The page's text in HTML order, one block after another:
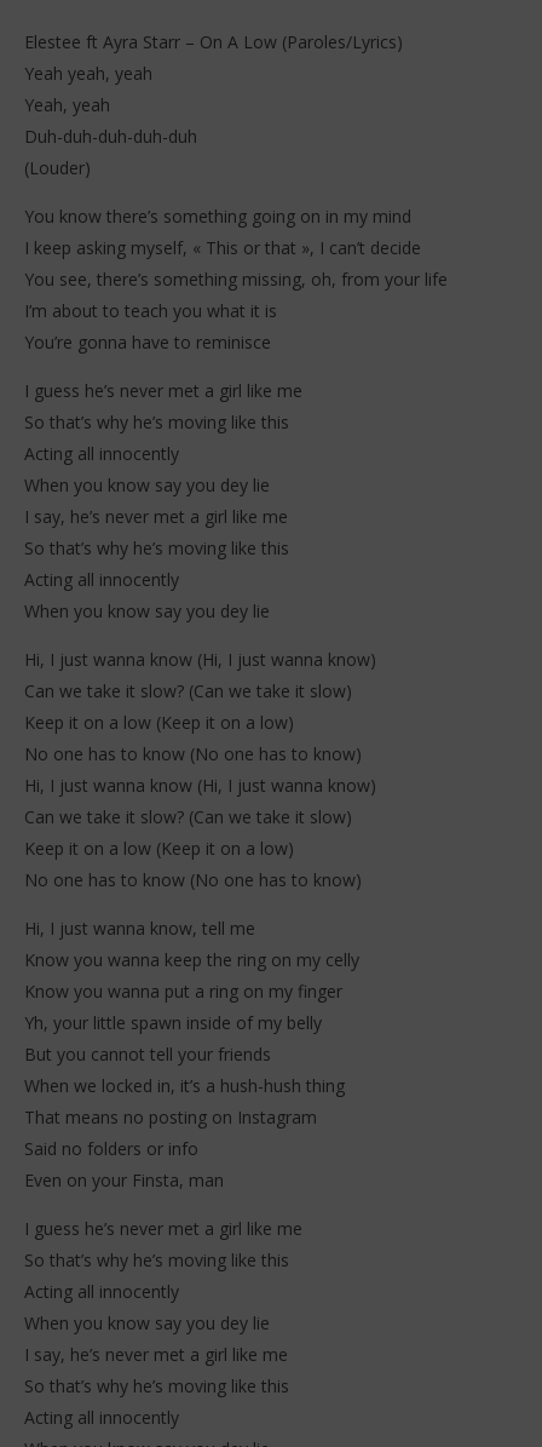
NOW VIEWING
Elestee ft Ayra Starr – On A Low (Paroles/Lyrics)
6
2025
Elestee ft Ayra Starr – On A Low (Paroles/Lyrics)
Yeah yeah, yeah
Yeah, yeah
Duh-duh-duh-duh-duh
(Louder)
You know there’s something going on in my mind
I keep asking myself, « This or that », I can’t decide
You see, there’s something missing, oh, from your life
I’m about to teach you what it is
You’re gonna have to reminisce
I guess he’s never met a girl like me
So that’s why he’s moving like this
Acting all innocently
When you know say you dey lie
I say, he’s never met a girl like me
So that’s why he’s moving like this
Acting all innocently
When you know say you dey lie
Hi, I just wanna know (Hi, I just wanna know)
Can we take it slow? (Can we take it slow)
Keep it on a low (Keep it on a low)
No one has to know (No one has to know)
Hi, I just wanna know (Hi, I just wanna know)
Can we take it slow? (Can we take it slow)
Keep it on a low (Keep it on a low)
No one has to know (No one has to know)
Hi, I just wanna know, tell me
Know you wanna keep the ring on my celly
Know you wanna put a ring on my finger
Yh, your little spawn inside of my belly
But you cannot tell your friends
When we locked in, it’s a hush-hush thing
That means no posting on Instagram
Said no folders or info
Even on your Finsta, man
I guess he’s never met a girl like me
So that’s why he’s moving like this
Acting all innocently
When you know say you dey lie
I say, he’s never met a girl like me
So that’s why he’s moving like this
Acting all innocently